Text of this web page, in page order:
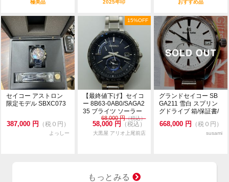
極美品 2025年印 おすすめ品
セイコー アストロン
限定モデル SBXC073
387,000 円 （税０円）
よっしー
15%OFF
【最終値下げ】セイコ
ー 8B63-0AB0/SAGA2
35 ブライツ ソーラー
68,000 円（税込）
58,000 円 （税込）
大黒屋 アリオ上尾前店
グランドセイコー SB
GA211 雪白 スプリン
グドライブ 箱/保証書/
668,000 円 （税０円）
susami
もっとみる